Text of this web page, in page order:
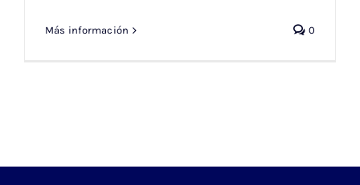
Más información 0